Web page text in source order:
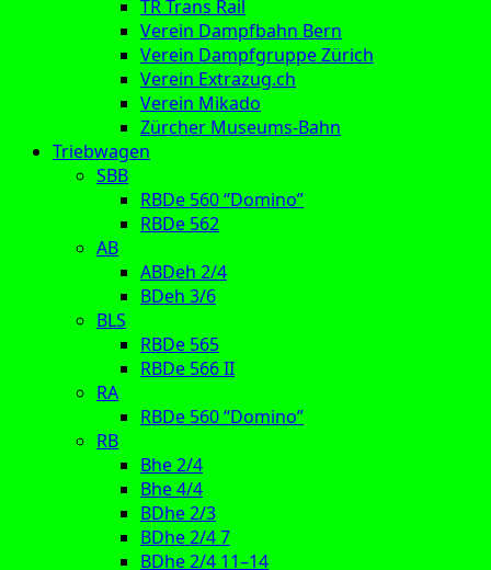
TR Trans Rail
Verein Dampfbahn Bern
Verein Dampfgruppe Zürich
Verein Extrazug.ch
Verein Mikado
Zürcher Museums-Bahn
Triebwagen
SBB
RBDe 560 “Domino”
RBDe 562
AB
ABDeh 2/4
BDeh 3/6
BLS
RBDe 565
RBDe 566 II
RA
RBDe 560 “Domino”
RB
Bhe 2/4
Bhe 4/4
BDhe 2/3
BDhe 2/4 7
BDhe 2/4 11–14